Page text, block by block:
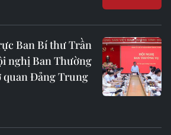
Ban Bí thư Trần
nghị Ban Thường
quan Đảng Trung